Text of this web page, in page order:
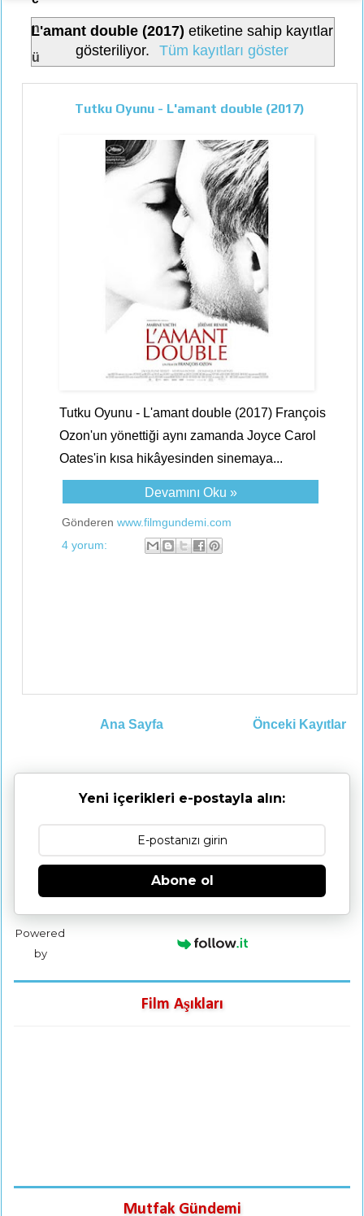
n
ü
L'amant double (2017) etiketine sahip kayıtlar
gösteriliyor.
Tüm kayıtları göster
Tutku Oyunu - L'amant double (2017)
Tutku Oyunu - L'amant double (2017) François
Ozon'un yönettiği aynı zamanda Joyce Carol
Oates'in kısa hikâyesinden sinemaya...
Devamını Oku »
Gönderen www.filmgundemi.com
4 yorum:
Önceki Kayıtlar
Ana Sayfa
Yeni içerikleri e-postayla alın:
Abone ol
Powered
by
Film Aşıkları
Mutfak Gündemi